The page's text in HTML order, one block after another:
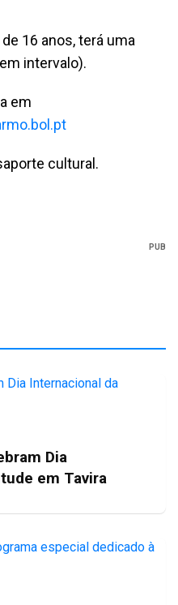
16 anos, terá uma
intervalo).
em
cultural.
PUB
Dia
em Tavira